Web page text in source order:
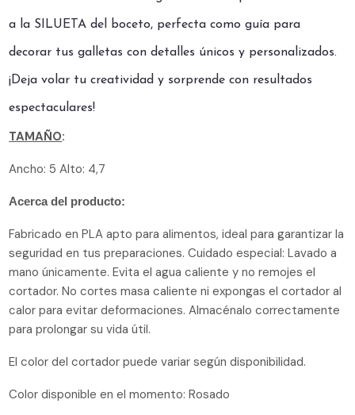
a la SILUETA del boceto, perfecta como guía para
decorar tus galletas con detalles únicos y personalizados.
¡Deja volar tu creatividad y sorprende con resultados
espectaculares!
TAMAÑO:
Ancho: 5 Alto: 4,7
Acerca del producto:
Fabricado en PLA apto para alimentos, ideal para garantizar la
seguridad en tus preparaciones. Cuidado especial: Lavado a
mano únicamente. Evita el agua caliente y no remojes el
cortador. No cortes masa caliente ni expongas el cortador al
calor para evitar deformaciones. Almacénalo correctamente
para prolongar su vida útil.
El color del cortador puede variar según disponibilidad.
Color disponible en el momento: Rosado